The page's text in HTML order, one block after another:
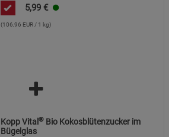
5,99 €
(106,96 EUR / 1 kg)
Kopp Vital® Bio Kokosblütenzucker im
Bügelglas